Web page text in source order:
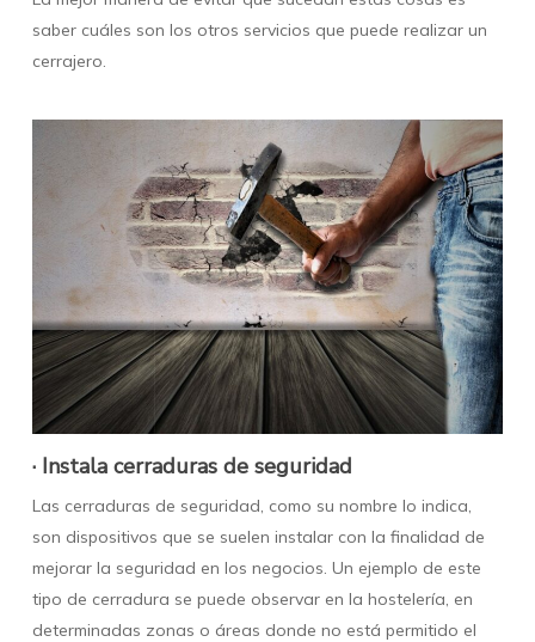
saber cuáles son los otros servicios que puede realizar un
cerrajero.
· Instala cerraduras de seguridad
Las cerraduras de seguridad, como su nombre lo indica,
son dispositivos que se suelen instalar con la finalidad de
mejorar la seguridad en los negocios. Un ejemplo de este
tipo de cerradura se puede observar en la hostelería, en
determinadas zonas o áreas donde no está permitido el